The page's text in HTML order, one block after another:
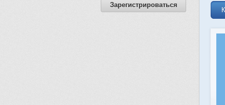
Зарегистрироваться